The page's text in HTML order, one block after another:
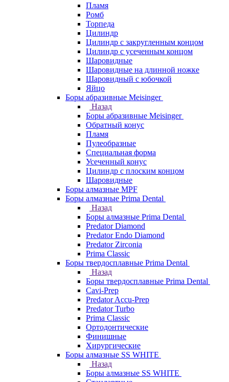
Пламя
Ромб
Торпеда
Цилиндр
Цилиндр с закругленным концом
Цилиндр с усеченным концом
Шаровидные
Шаровидные на длинной ножке
Шаровидный с юбочкой
Яйцо
Боры абразивные Meisinger
Назад
Боры абразивные Meisinger
Обратный конус
Пламя
Пулеобразные
Специальная форма
Усеченный конус
Цилиндр с плоским концом
Шаровидные
Боры алмазные MPF
Боры алмазные Prima Dental
Назад
Боры алмазные Prima Dental
Predator Diamond
Predator Endo Diamond
Predator Zirconia
Prima Classic
Боры твердосплавные Prima Dental
Назад
Боры твердосплавные Prima Dental
Cavi-Prep
Predator Accu-Prep
Predator Turbo
Prima Classic
Ортодонтические
Финишные
Хирургические
Боры алмазные SS WHITE
Назад
Боры алмазные SS WHITE